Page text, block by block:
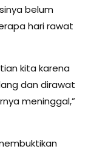
belum
hari rawat
kita karena
dan dirawat
meninggal,”